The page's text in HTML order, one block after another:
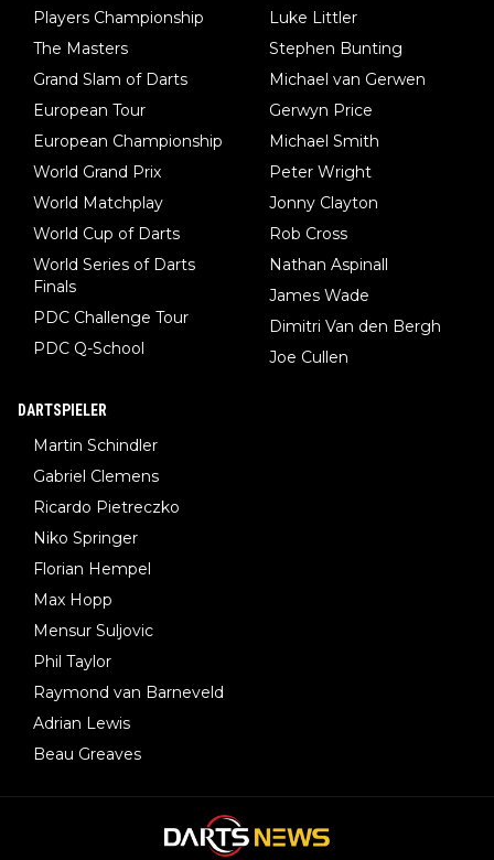
Players Championship
The Masters
Grand Slam of Darts
European Tour
European Championship
World Grand Prix
World Matchplay
World Cup of Darts
World Series of Darts
Finals
PDC Challenge Tour
PDC Q-School
Luke Littler
Stephen Bunting
Michael van Gerwen
Gerwyn Price
Michael Smith
Peter Wright
Jonny Clayton
Rob Cross
Nathan Aspinall
James Wade
Dimitri Van den Bergh
Joe Cullen
DARTSPIELER
Martin Schindler
Gabriel Clemens
Ricardo Pietreczko
Niko Springer
Florian Hempel
Max Hopp
Mensur Suljovic
Phil Taylor
Raymond van Barneveld
Adrian Lewis
Beau Greaves